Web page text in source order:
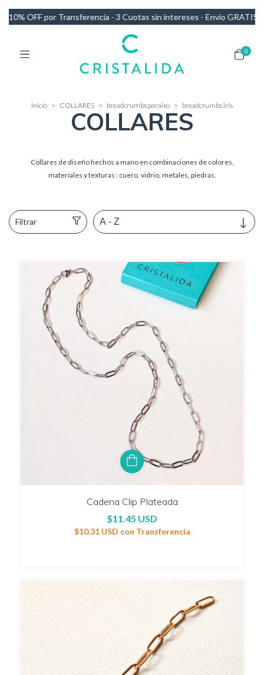
sin intereses - Envío GRATIS en compras de más de $140.000
0
Inicio > COLLARES > breadcrumbs.paraiso > breadcrumbs.iris
COLLARES
Collares de diseño hechos a mano en combinaciones de colores,
materiales y texturas : cuero, vidrio, metales, piedras.
Filtrar
Cadena Clip Plateada
$11.45 USD
$10.31 USD con Transferencia